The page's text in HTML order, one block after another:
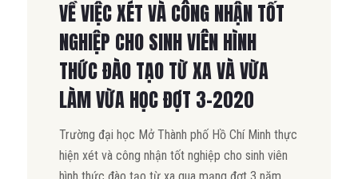
VỀ VIỆC XÉT VÀ CÔNG NHẬN TỐT
NGHIỆP CHO SINH VIÊN HÌNH
THỨC ĐÀO TẠO TỪ XA VÀ VỪA
LÀM VỪA HỌC ĐỢT 3-2020
Trường đại học Mở Thành phố Hồ Chí Minh thực
hiện xét và công nhận tốt nghiệp cho sinh viên